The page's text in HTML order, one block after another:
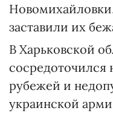
заставили их
В Харьковской
рубежей и
украинской